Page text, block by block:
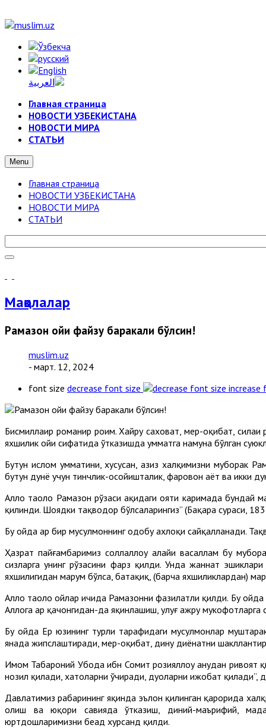
Главная страница
НОВОСТИ УЗБЕКИСТАНА
НОВОСТИ МИРА
СТАТЬИ
Menu
Главная страница
НОВОСТИ УЗБЕКИСТАНА
НОВОСТИ МИРА
СТАТЬИ
Мақолалар
Рамазон ойи файзу баракали бўлсин!
muslim.uz
- март. 12, 2024
font size decrease font size increase
Бисмиллаҳир роҳманир роҳим. Хайру саховат, меҳр-оқибат,
яхшилик ойи сифатида ўтказишда умматга намуна бўлган
Бутун ислом умматини, хусусан, азиз халқимизни муборак
бутун дунё учун тинчлик-осойишталик, фаровон ҳаёт ва икки
Аллоҳ таоло Рамазон рўзаси ҳақидаги ояти каримада бундай
қилинди. Шоядки тақводор бўлсаларингиз” (Бақара сураси,
Бу ойда ҳар бир мусулмоннинг одобу ахлоқи сайқалланади.
Ҳазрат пайғамбаримиз соллаллоҳу алайҳи васаллам бу
сизларга унинг рўзасини фарз қилди. Унда жаннат
яхшилигидан маҳрум бўлса, батаҳқиқ, (барча яхшиликлардан)
Аллоҳ таоло ойлар ичида Рамазонни фазилатли қилди. Бу ойда
Аллоҳга ҳар қачонгидан-да яқинлашиш, улуғ ажру
Бу ойда Ер юзининг турли тарафидаги мусулмонлар
янада жипслаштиради, меҳр-оқибат, дину диёнатни
Имом Табароний Убода ибн Сомит розияллоҳу анҳудан ривоят
нозил қилади, хатоларни ўчиради, дуоларни ижобат қилади”,
Давлатимиз раҳбарининг яқинда эълон қилинган қарорида
олиш ва юқори савияда ўтказиш, диний-маърифий,
юртдошларимизни беҳад хурсанд қилди.